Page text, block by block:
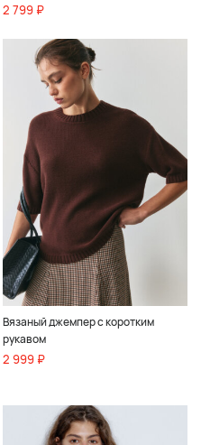
2 799 ₽
Вязаный джемпер с коротким
рукавом
2 999 ₽